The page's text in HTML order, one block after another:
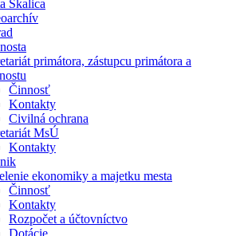
Skalica
primátora, zástupcu primátora a
Činnosť
Kontakty
Civilná ochrana
MsÚ
Kontakty
ekonomiky a majetku mesta
Činnosť
Kontakty
Rozpočet a účtovníctvo
Dotácie